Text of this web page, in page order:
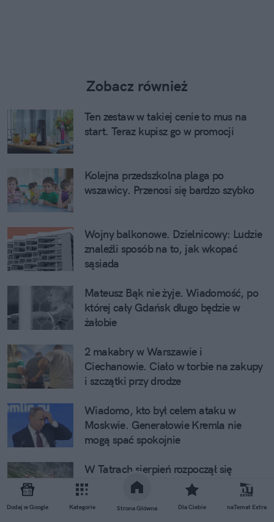
Dodaj w Google Kategorie Strona Główna Dla Ciebie naTemat Extra
Zobacz również
Ten zestaw w takiej cenie to mus na
start. Teraz kupisz go w promocji
Kolejna przedszkolna plaga po
wszawicy. Przenosi się bardzo szybko
Wojny balkonowe. Dzielnicowy: Ludzie
znaleźli sposób na to, jak wkopać
sąsiada
Mateusz Bąk nie żyje. Wiadomość, po
której cały Gdańsk długo będzie w
żałobie
2 makabry w Warszawie i
Ciechanowie. Ciało w torbie na zakupy
i szczątki przy drodze
Wiadomo, kto był celem ataku w
Moskwie. Generałowie Kremla nie
mogą spać spokojnie
W Tatrach sierpień rozpoczął się
tragicznie. Trzy wypadki, trzy osoby nie
żyją